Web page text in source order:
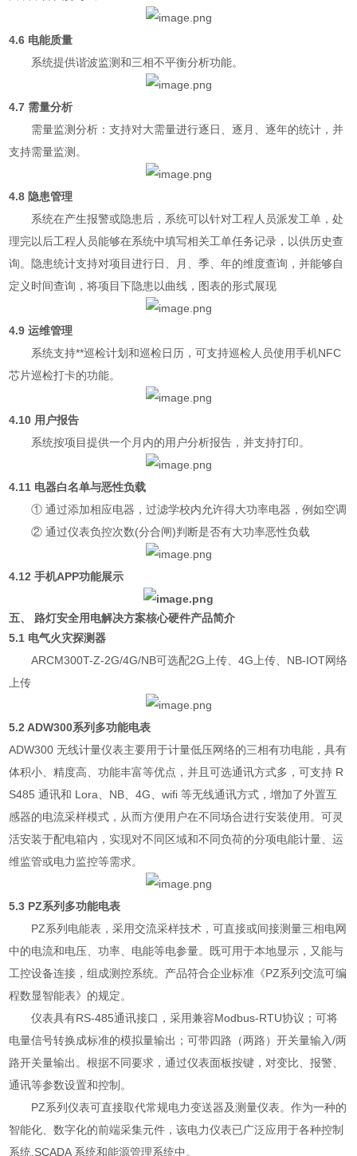
4.6 电能质量
系统提供谐波监测和三相不平衡分析功能。
4.7 需量分析
需量监测分析：支持对大需量进行逐日、逐月、逐年的统计，并
支持需量监测。
4.8 隐患管理
系统在产生报警或隐患后，系统可以针对工程人员派发工单，处
理完以后工程人员能够在系统中填写相关工单任务记录，以供历史查
询。隐患统计支持对项目进行日、月、季、年的维度查询，并能够自
定义时间查询，将项目下隐患以曲线，图表的形式展现
4.9 运维管理
系统支持**巡检计划和巡检日历，可支持巡检人员使用手机NFC
芯片巡检打卡的功能。
4.10 用户报告
系统按项目提供一个月内的用户分析报告，并支持打印。
4.11 电器白名单与恶性负载
① 通过添加相应电器，过滤学校内允许得大功率电器，例如空调
② 通过仪表负控次数(分合闸)判断是否有大功率恶性负载
4.12 手机APP功能展示
五、 路灯安全用电解决方案核心硬件产品简介
5.1 电气火灾探测器
ARCM300T-Z-2G/4G/NB可选配2G上传、4G上传、NB-IOT网络
上传
5.2 ADW300系列多功能电表
ADW300 无线计量仪表主要用于计量低压网络的三相有功电能，具有
体积小、精度高、功能丰富等优点，并且可选通讯方式多，可支持 R
S485 通讯和 Lora、NB、4G、wifi 等无线通讯方式，增加了外置互
感器的电流采样模式，从而方便用户在不同场合进行安装使用。可灵
活安装于配电箱内，实现对不同区域和不同负荷的分项电能计量、运
维监管或电力监控等需求。
5.3 PZ系列多功能电表
PZ系列电能表，采用交流采样技术，可直接或间接测量三相电网
中的电流和电压、功率、电能等电参量。既可用于本地显示，又能与
工控设备连接，组成测控系统。产品符合企业标准《PZ系列交流可编
程数显智能表》的规定。
仪表具有RS-485通讯接口，采用兼容Modbus-RTU协议；可将
电量信号转换成标准的模拟量输出；可带四路（两路）开关量输入/两
路开关量输出。根据不同要求，通过仪表面板按键，对变比、报警、
通讯等参数设置和控制。
PZ系列仪表可直接取代常规电力变送器及测量仪表。作为一种的
智能化、数字化的前端采集元件，该电力仪表已广泛应用于各种控制
系统,SCADA 系统和能源管理系统中。